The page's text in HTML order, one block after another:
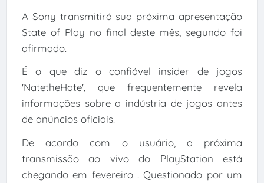
A Sony transmitirá sua próxima apresentação
State of Play no final deste mês, segundo foi
afirmado.
É o que diz o confiável insider de jogos
'NatetheHate', que frequentemente revela
informações sobre a indústria de jogos antes
de anúncios oficiais.
De acordo com o usuário, a próxima
transmissão ao vivo do PlayStation está
chegando em fevereiro . Questionado por um